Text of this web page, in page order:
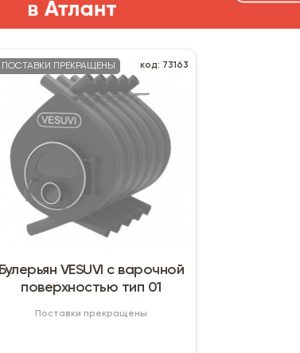
ПОСТАВКИ ПРЕКРАЩЕНЫ код: 73163
Булерьян VESUVI с варочной
поверхностью тип 01
Поставки прекращены